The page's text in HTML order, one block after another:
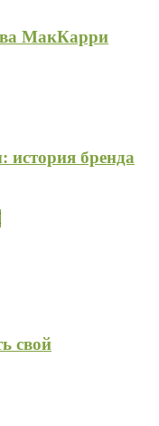
МакКарри
история бренда
свой